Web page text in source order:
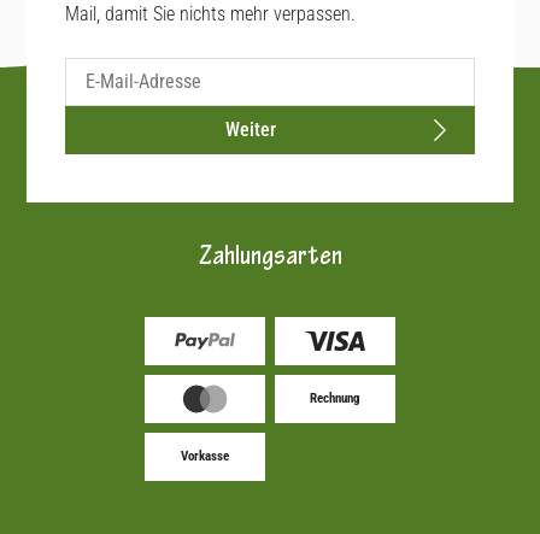
Mail, damit Sie nichts mehr verpassen.
Weiter
Zahlungsarten
Rechnung
Vorkasse